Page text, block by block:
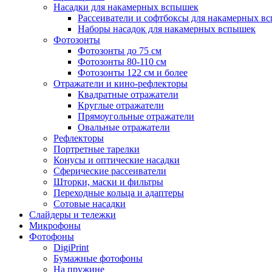
Насадки для накамерных вспышек
Рассеиватели и софтбоксы для накамерных
Наборы насадок для накамерных вспышек
Фотозонты
Фотозонты до 75 см
Фотозонты 80-110 см
Фотозонты 122 см и более
Отражатели и кино-рефлекторы
Квадратные отражатели
Круглые отражатели
Прямоугольные отражатели
Овальные отражатели
Рефлекторы
Портретные тарелки
Конусы и оптические насадки
Сферические рассеиватели
Шторки, маски и фильтры
Переходные кольца и адаптеры
Сотовые насадки
Слайдеры и тележки
Микрофоны
Фотофоны
DigiPrint
Бумажные фотофоны
На пружине